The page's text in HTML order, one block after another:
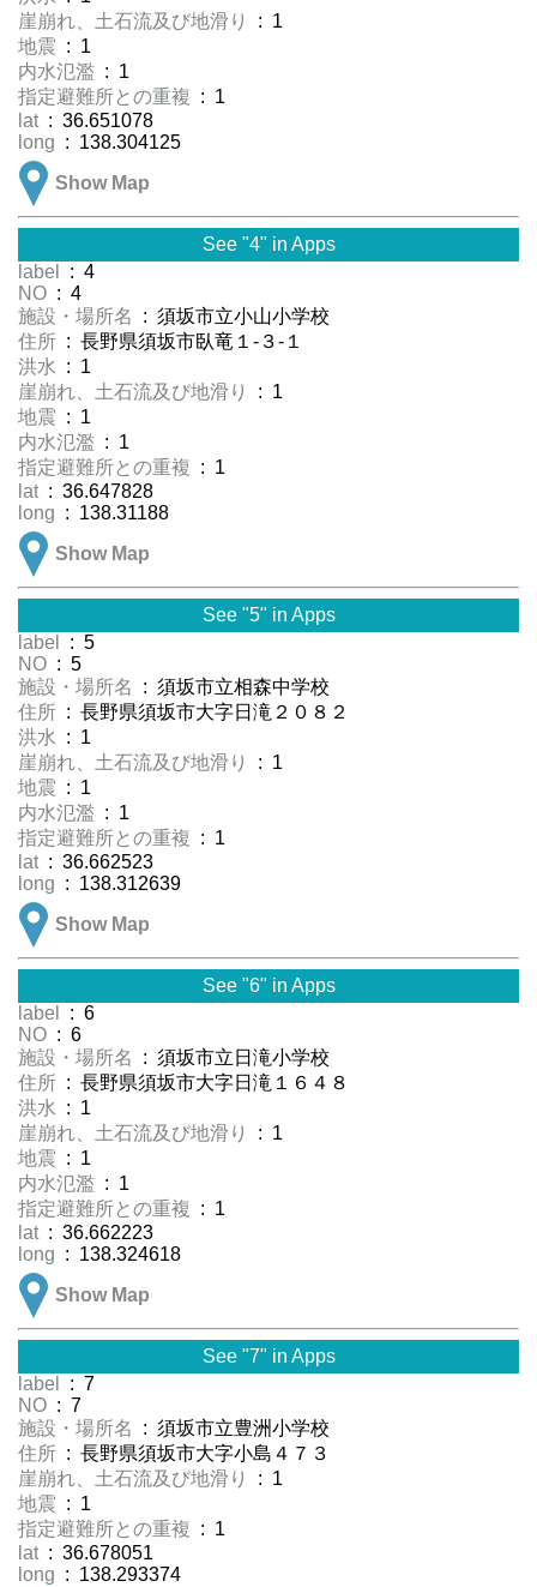
崖崩れ、土石流及び地滑り
: 1
地震 : 1
内水氾濫 : 1
指定避難所との重複 : 1
lat : 36.651078
long : 138.304125
Show Map
See "4" in Apps
label
: 4
NO : 4
施設・場所名
: 須坂市立小山小学校
住所 : 長野県須坂市臥竜１-３-１
洪水
: 1
崖崩れ、土石流及び地滑り
: 1
地震 : 1
内水氾濫 : 1
指定避難所との重複 : 1
lat : 36.647828
long : 138.31188
Show Map
See "5" in Apps
label
: 5
NO : 5
施設・場所名
: 須坂市立相森中学校
住所 : 長野県須坂市大字日滝２０８２
洪水
: 1
崖崩れ、土石流及び地滑り
: 1
地震 : 1
内水氾濫 : 1
指定避難所との重複 : 1
lat : 36.662523
long : 138.312639
Show Map
See "6" in Apps
label
: 6
NO : 6
施設・場所名
: 須坂市立日滝小学校
住所 : 長野県須坂市大字日滝１６４８
洪水
: 1
崖崩れ、土石流及び地滑り
: 1
地震 : 1
内水氾濫 : 1
指定避難所との重複 : 1
lat : 36.662223
long : 138.324618
Show Map
See "7" in Apps
label
: 7
NO : 7
施設・場所名
: 須坂市立豊洲小学校
住所 : 長野県須坂市大字小島４７３
崖崩れ、土石流及び地滑り
: 1
地震 : 1
指定避難所との重複 : 1
lat : 36.678051
long : 138.293374